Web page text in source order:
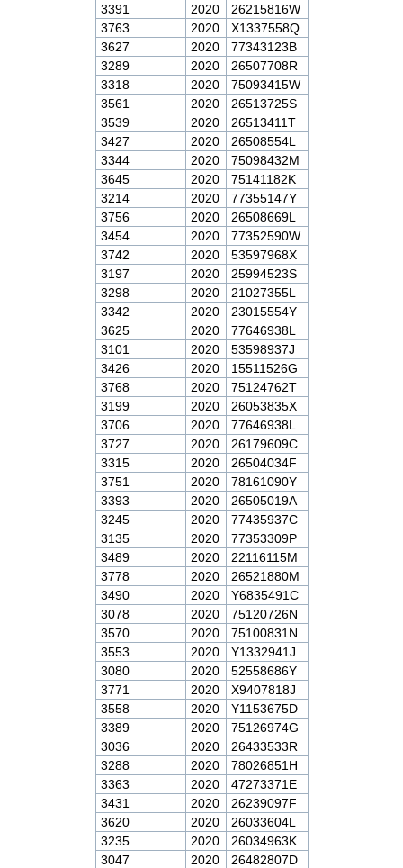
3391
2020
26215816W
3763
2020
X1337558Q
3627
2020
77343123B
3289
2020
26507708R
3318
2020
75093415W
3561
2020
26513725S
3539
2020
26513411T
3427
2020
26508554L
3344
2020
75098432M
3645
2020
75141182K
3214
2020
77355147Y
3756
2020
26508669L
3454
2020
77352590W
3742
2020
53597968X
3197
2020
25994523S
3298
2020
21027355L
3342
2020
23015554Y
3625
2020
77646938L
3101
2020
53598937J
3426
2020
15511526G
3768
2020
75124762T
3199
2020
26053835X
3706
2020
77646938L
3727
2020
26179609C
3315
2020
26504034F
3751
2020
78161090Y
3393
2020
26505019A
3245
2020
77435937C
3135
2020
77353309P
3489
2020
22116115M
3778
2020
26521880M
3490
2020
Y6835491C
3078
2020
75120726N
3570
2020
75100831N
3553
2020
Y1332941J
3080
2020
52558686Y
3771
2020
X9407818J
3558
2020
Y1153675D
3389
2020
75126974G
3036
2020
26433533R
3288
2020
78026851H
3363
2020
47273371E
3431
2020
26239097F
3620
2020
26033604L
3235
2020
26034963K
3047
2020 26482807D